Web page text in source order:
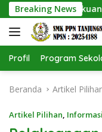
Langsung
ke
konten
Breaking News
Pengakuan Dunia
Profil Program
Beranda Artikel
Artikel Pilihan,